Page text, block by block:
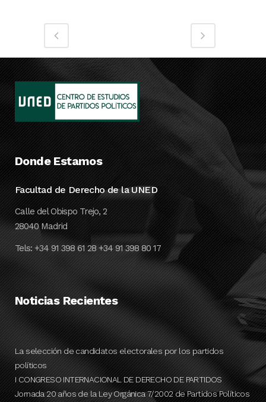
Donde Estamos
Facultad de Derecho de la UNED
Calle del Obispo Trejo, 2
28040 Madrid
Tels: +34 91 398 61 28 +34 91 398 80 17
Noticias Recientes
La selección de candidatos electorales por los partidos
políticos
I CONGRESO INTERNACIONAL DE DERECHO DE PARTIDOS
Jornada 20 años de la Ley Orgánica 7/2002 de Partidos Políticos